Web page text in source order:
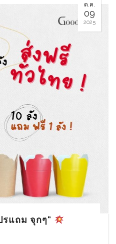
ต.ค.
09
2025
รแถม จุกๆ“